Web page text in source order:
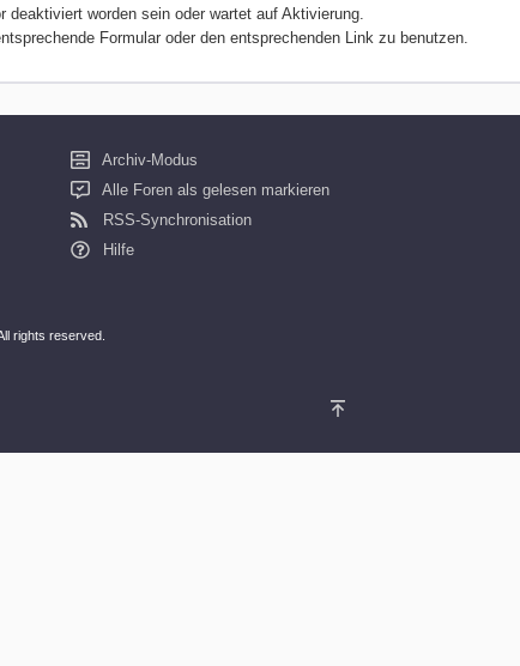
deaktiviert worden sein oder wartet auf Aktivierung.
Formular oder den entsprechenden Link zu benutzen.
Archiv-Modus
Alle Foren als gelesen markieren
RSS-Synchronisation
Hilfe
rights reserved.